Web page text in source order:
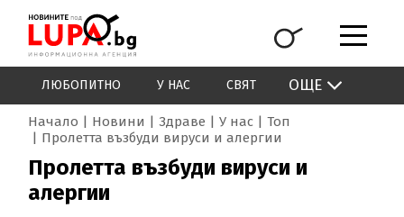
ЛЮБОПИТНО У НАС СВЯТ ОЩЕ
Начало Новини Здраве У нас
Топ
Пролетта възбуди вируси и алергии
Пролетта възбуди вируси и
алергии